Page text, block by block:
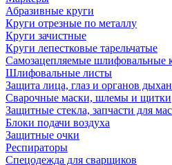
Абразивные круги
Круги отрезные по металлу
Круги зачистные
Круги лепестковые тарельчатые
Самозацепляемые шлифовальные
Шлифовальные листы
Защита лица, глаз и органов
Сварочные маски, шлемы и щитки
Защитные стекла, запчасти для
Блоки подачи воздуха
Защитные очки
Респираторы
Спецодежда для сварщиков